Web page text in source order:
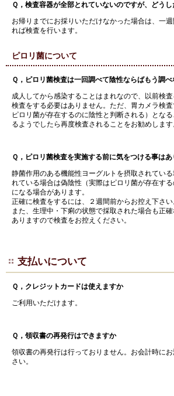
Ｑ，検査容器が全部とれていないのですが、どう
お帰りまでにお採りいただけなかった場合は、一
れば検査を行います。
ピロリ菌について
Ｑ，ピロリ菌検査は一回調べて陰性ならばもう調
成人してから感染することはまれなので、以前検
検査をする必要はありません。ただ、胃カメラ検
ピロリ菌が存在するのに陰性と判断される）とな
るようでしたら再度検査されることをお勧めします
Ｑ，ピロリ菌検査を実施する前に気をつける事は
静菌作用のある機能性ヨーグルトを摂取されてい
れている場合は偽陰性（実際はピロリ菌が存在する
になる場合があります。
正確に検査をするには、２週間前からお控え下さい
また、生理中・下痢の状態で採取された場合も正
ありますので検査をお控えください。
支払いについて
Ｑ，クレジットカードは使えますか
ご利用いただけます。
Ｑ，領収書の再発行はできますか
領収書の再発行は行っておりません。お会計時に
さい。